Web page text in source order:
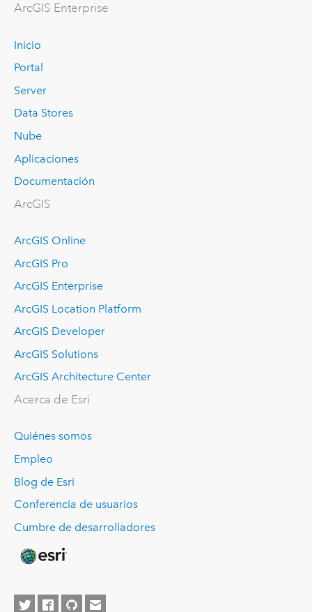
ArcGIS Enterprise
Inicio
Portal
Server
Data Stores
Nube
Aplicaciones
Documentación
ArcGIS
ArcGIS Online
ArcGIS Pro
ArcGIS Enterprise
ArcGIS Location Platform
ArcGIS Developer
ArcGIS Solutions
ArcGIS Architecture Center
Acerca de Esri
Quiénes somos
Empleo
Blog de Esri
Conferencia de usuarios
Cumbre de desarrolladores